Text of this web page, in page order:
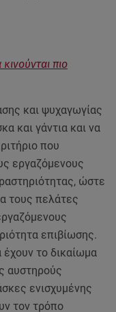
πιο
και ψυχαγωγίας
και γάντια και να
που
εργαζόμενους
ώστε
τους πελάτες
επιβίωσης.
έχουν το δικαίωμα
αυστηρούς
ενισχυμένης
τον τρόπο